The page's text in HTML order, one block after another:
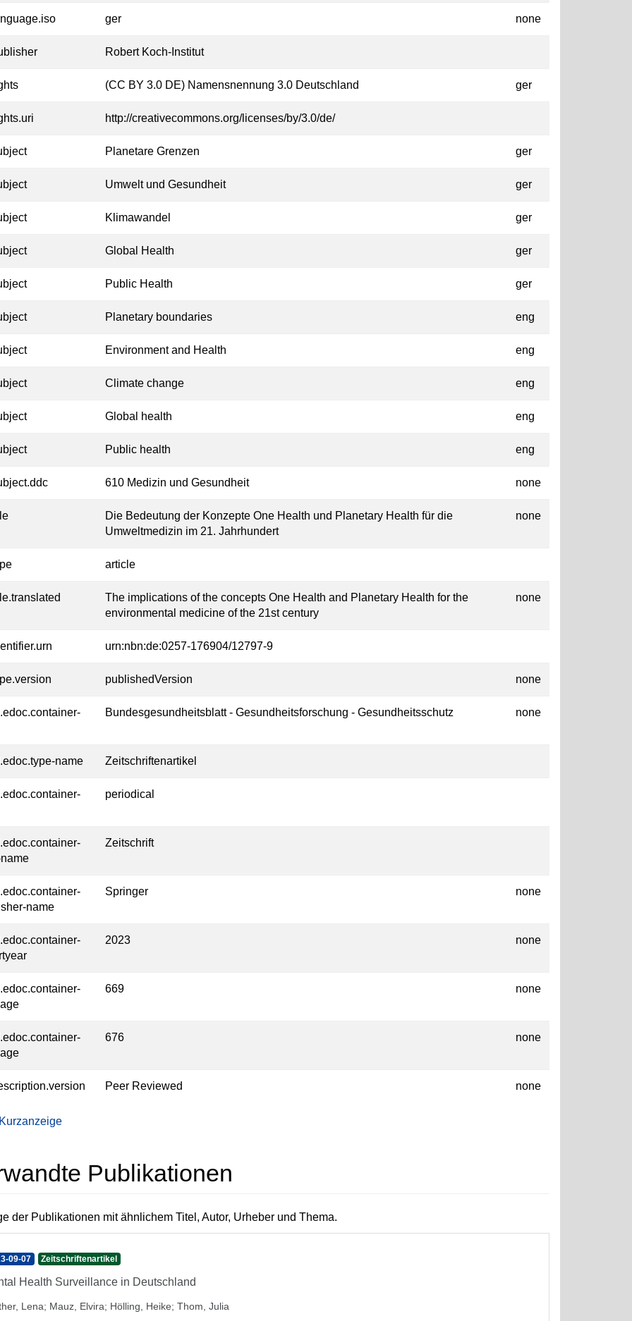
ger none
Robert Koch-Institut
(CC BY 3.0 DE) Namensnennung 3.0 Deutschland ger
http://creativecommons.org/licenses/by/3.0/de/
Planetare Grenzen ger
Umwelt und Gesundheit ger
Klimawandel ger
Global Health ger
Public Health ger
Planetary boundaries eng
Environment and Health eng
Climate change eng
Global health eng
Public health eng
610 Medizin und Gesundheit none
Die Bedeutung der Konzepte One Health und Planetary Health für die
Umweltmedizin im 21. Jahrhundert
none
article
The implications of the concepts One Health and Planetary Health for the
environmental medicine of the 21st century
none
urn:nbn:de:0257-176904/12797-9
publishedVersion none
Bundesgesundheitsblatt - Gesundheitsforschung - Gesundheitsschutz none
name Zeitschriftenartikel
periodical
Zeitschrift
name
Springer none
2023 none
669 none
676 none
Peer Reviewed none
Publikationen
der Publikationen mit ähnlichem Titel, Autor, Urheber und Thema.
09-07 Zeitschriftenartikel
Health Surveillance in Deutschland
Lena; Mauz, Elvira; Hölling, Heike; Thom, Julia